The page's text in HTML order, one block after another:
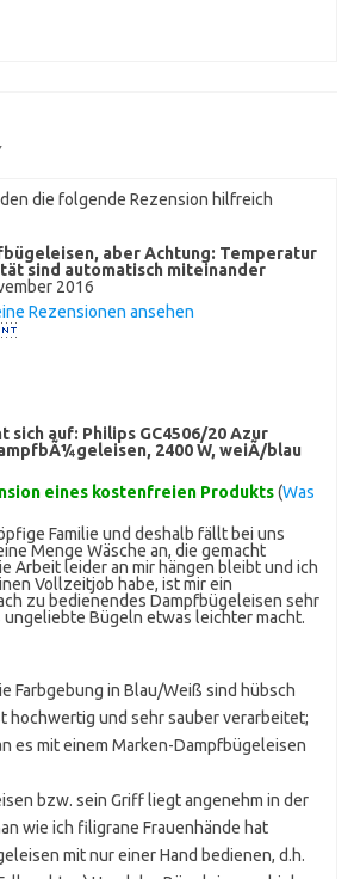
die folgende Rezension hilfreich
aber Achtung: Temperatur
sind automatisch miteinander
2016
Rezensionen ansehen
sich auf: Philips GC4506/20 Azur
2400 W, weiÃ/blau
eines kostenfreien Produkts(Was
Familie und deshalb fällt bei uns
Menge Wäsche an, die gemacht
Arbeit leider an mir hängen bleibt und ich
Vollzeitjob habe, ist mir ein
zu bedienendes Dampfbügeleisen sehr
ungeliebte Bügeln etwas leichter macht.
Farbgebung in Blau/Weiß sind hübsch
hochwertig und sehr sauber verarbeitet;
es mit einem Marken-Dampfbügeleisen
bzw. sein Griff liegt angenehm in der
wie ich filigrane Frauenhände hat
mit nur einer Hand bedienen, d.h.